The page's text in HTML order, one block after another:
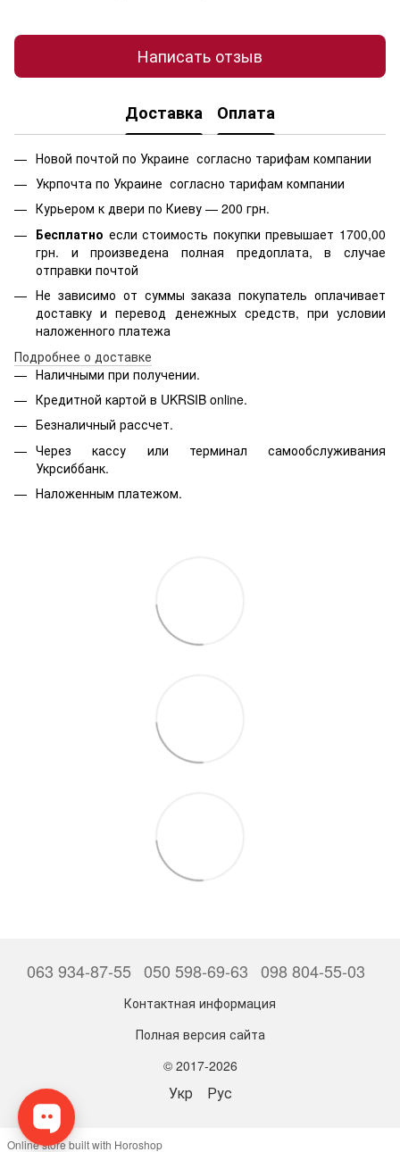
Написать отзыв
Доставка Оплата
Новой почтой по Украине согласно тарифам компании
Укрпочта по Украине согласно тарифам компании
Курьером к двери по Киеву — 200 грн.
Бесплатно если стоимость покупки превышает 1700,00
грн. и произведена полная предоплата, в случае
отправки почтой
Не зависимо от суммы заказа покупатель оплачивает
доставку и перевод денежных средств, при условии
наложенного платежа
Подробнее о доставке
Наличными при получении.
Кредитной картой в UKRSIB online.
Безналичный рассчет.
Через кассу или терминал самообслуживания
Укрсиббанк.
Наложенным платежом.
063 934-87-55 050 598-69-63 098 804-55-03
Контактная информация
Полная версия сайта
© 2017-2026
Укр Рус
Online store built with Horoshop